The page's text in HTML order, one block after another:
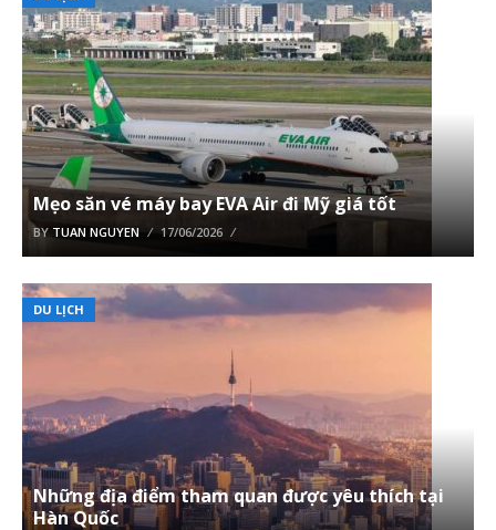
Mẹo săn vé máy bay EVA Air đi Mỹ giá tốt
BY TUAN NGUYEN 17/06/2026
DU LỊCH
Những địa điểm tham quan được yêu thích tại
Hàn Quốc